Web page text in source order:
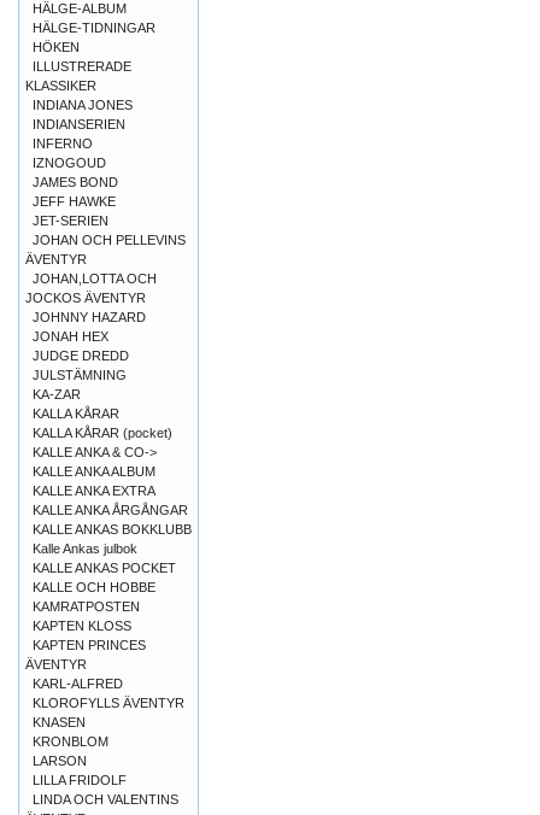
HÄLGE-ALBUM
HÄLGE-TIDNINGAR
HÖKEN
ILLUSTRERADE
KLASSIKER
INDIANA JONES
INDIANSERIEN
INFERNO
IZNOGOUD
JAMES BOND
JEFF HAWKE
JET-SERIEN
JOHAN OCH PELLEVINS
ÄVENTYR
JOHAN,LOTTA OCH
JOCKOS ÄVENTYR
JOHNNY HAZARD
JONAH HEX
JUDGE DREDD
JULSTÄMNING
KA-ZAR
KALLA KÅRAR
KALLA KÅRAR (pocket)
KALLE ANKA & CO->
KALLE ANKA ALBUM
KALLE ANKA EXTRA
KALLE ANKA ÅRGÅNGAR
KALLE ANKAS BOKKLUBB
Kalle Ankas julbok
KALLE ANKAS POCKET
KALLE OCH HOBBE
KAMRATPOSTEN
KAPTEN KLOSS
KAPTEN PRINCES
ÄVENTYR
KARL-ALFRED
KLOROFYLLS ÄVENTYR
KNASEN
KRONBLOM
LARSON
LILLA FRIDOLF
LINDA OCH VALENTINS